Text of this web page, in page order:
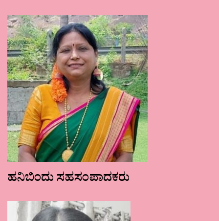
ಹನಿಬಿಂದು ಸಹಸಂಪಾದಕರು